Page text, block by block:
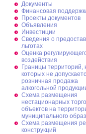
Документы
Финансовая
Проекты документов
Объявления
Инвестиции
Сведения о
льготах
Оценка
воздействия
Границы территорий,
которых не
розничная продажа
алкогольной
Схема размещения
нестационарных
объектов на
муниципального
Схема размещения
конструкций